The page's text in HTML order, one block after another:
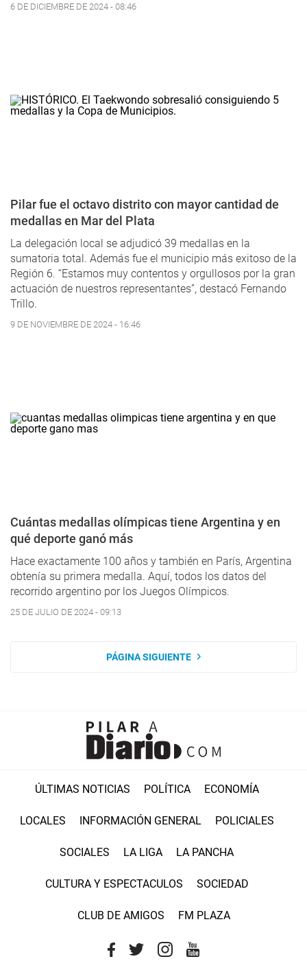
6 DE DICIEMBRE DE 2024 - 08:46
Pilar fue el octavo distrito con mayor cantidad de
medallas en Mar del Plata
La delegación local se adjudicó 39 medallas en la
sumatoria total. Además fue el municipio más exitoso de la
Región 6. “Estamos muy contentos y orgullosos por la gran
actuación de nuestros representantes”, destacó Fernando
Trillo.
9 DE NOVIEMBRE DE 2024 - 16:46
Cuántas medallas olímpicas tiene Argentina y en
qué deporte ganó más
Hace exactamente 100 años y también en París, Argentina
obtenía su primera medalla. Aquí, todos los datos del
recorrido argentino por los Juegos Olímpicos.
25 DE JULIO DE 2024 - 09:13
PÁGINA SIGUIENTE
ÚLTIMAS NOTICIAS POLÍTICA ECONOMÍA
LOCALES INFORMACIÓN GENERAL POLICIALES
SOCIALES LA LIGA LA PANCHA
CULTURA Y ESPECTACULOS SOCIEDAD
CLUB DE AMIGOS FM PLAZA